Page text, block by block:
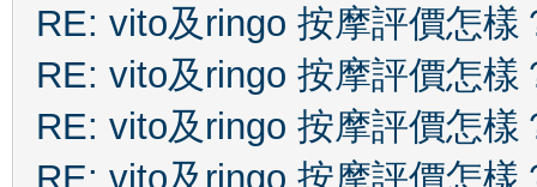
RE: vito及ringo 按摩評價怎樣
RE: vito及ringo 按摩評價怎樣
RE: vito及ringo 按摩評價怎樣
RE: vito及ringo 按摩評價怎樣